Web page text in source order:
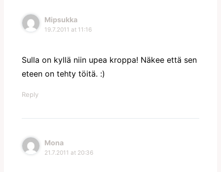
Mipsukka
19.7.2011 at 11:16
Sulla on kyllä niin upea kroppa! Näkee että sen
eteen on tehty töitä. :)
Reply
Mona
21.7.2011 at 20:36